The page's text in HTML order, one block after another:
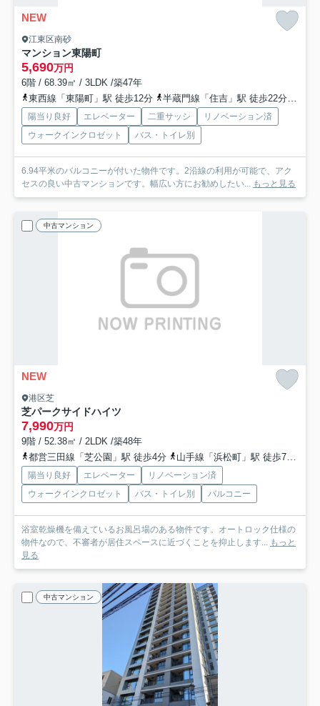
NEW
江東区南砂
マンション東陽町
5,690万円
6階 / 68.39㎡ / 3LDK /築47年
東西線「東陽町」駅 徒歩12分
半蔵門線「住吉」駅 徒歩22分
陽当り良好 エレベーター 二重サッシ
リノベーション済
ウォークインクロゼット
バス・トイレ別
6.94平米のバルコニーが付いた物件です。2沿線の利用が可能で、アク
セスの良い中古マンションです。幅広い方にお勧めしたい... もっと見る
中古マンション
NEW
港区芝
芝パークサイドハイツ
7,990万円
9階 / 52.38㎡ / 2LDK /築48年
都営三田線「芝公園」駅 徒歩4分
山手線「浜松町」駅 徒歩7分
陽当り良好 エレベーター
リノベーション済
ウォークインクロゼット
バス・トイレ別 バルコニー
浴室乾燥機を備えているお風呂場のある物件です。オートロック仕様の
物件なので、不審者が居住スペースに近づくことを抑止します... もっと
見る
中古マンション